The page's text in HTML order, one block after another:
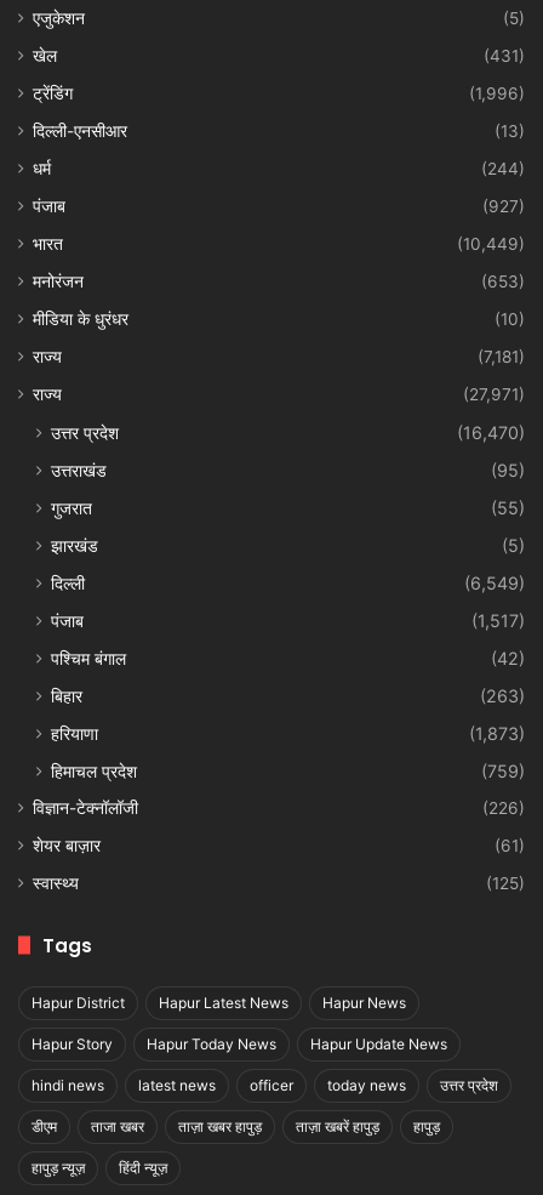
एजुकेशन
(5)
खेल
(431)
ट्रेंडिंग
(1,996)
दिल्ली-एनसीआर
(13)
धर्म
(244)
पंजाब
(927)
भारत
(10,449)
मनोरंजन
(653)
मीडिया के धुरंधर
(10)
राज्य
(7,181)
राज्य
(27,971)
उत्तर प्रदेश
(16,470)
उत्तराखंड
(95)
गुजरात
(55)
झारखंड
(5)
दिल्ली
(6,549)
पंजाब
(1,517)
पश्चिम बंगाल
(42)
बिहार
(263)
हरियाणा
(1,873)
हिमाचल प्रदेश
(759)
विज्ञान-टेक्नॉलॉजी
(226)
शेयर बाज़ार
(61)
स्वास्थ्य
(125)
Tags
Hapur District Hapur Latest News Hapur News
Hapur Story Hapur Today News Hapur Update News
hindi news latest news officer today news उत्तर प्रदेश
डीएम ताजा खबर ताज़ा खबर हापुड़ ताज़ा खबरें हापुड़ हापुड़
हापुड़ न्यूज़ हिंदी न्यूज़